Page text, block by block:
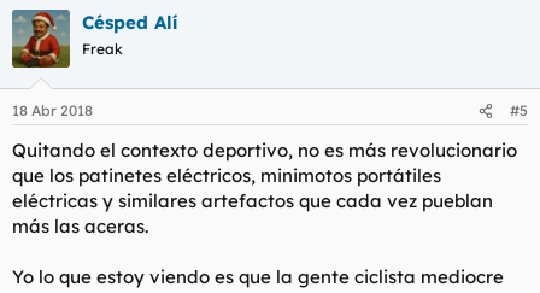
Césped Alí
Freak
18 Abr 2018 #5
Quitando el contexto deportivo, no es más revolucionario
que los patinetes eléctricos, minimotos portátiles
eléctricas y similares artefactos que cada vez pueblan
más las aceras.
Yo lo que estoy viendo es que la gente ciclista mediocre